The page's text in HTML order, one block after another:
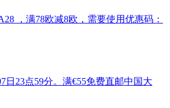
，满78欧减8欧，需要使用优惠码：
23点59分。满€55免费直邮中国大